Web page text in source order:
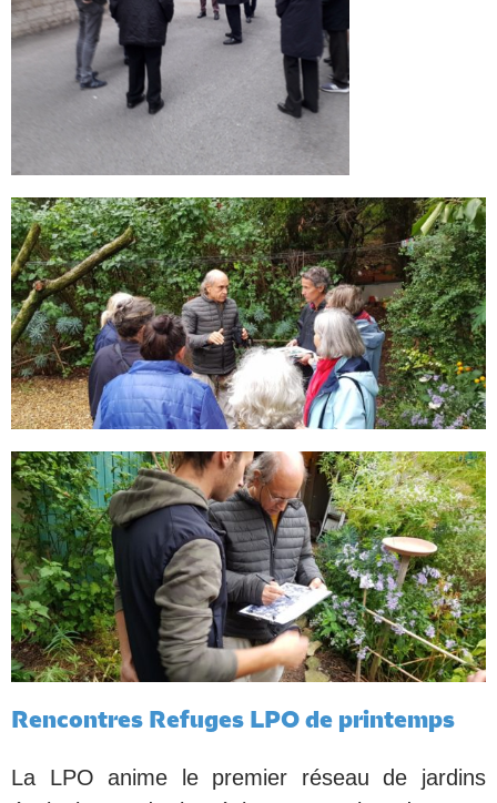
Rencontres Refuges LPO de printemps
La LPO anime le premier réseau de jardins